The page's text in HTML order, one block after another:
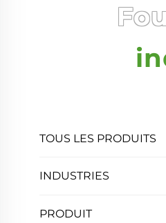
TOUS LES PRODUITS
INDUSTRIES
PRODUIT